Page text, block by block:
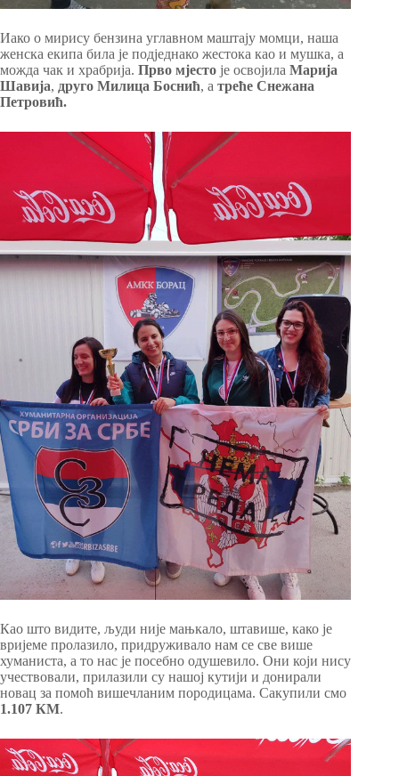
Иако о мирису бензина углавном маштају момци, наша
женска екипа била је подједнако жестока као и мушка, а
можда чак и храбрија. Прво мјесто је освојила Марија
Шавија, друго Милица Боснић, а треће Снежана
Петровић.
Као што видите, људи није мањкало, штавише, како је
вријеме пролазило, придруживало нам се све више
хуманиста, а то нас је посебно одушевило. Они који нису
учествовали, прилазили су нашој кутији и донирали
новац за помоћ вишечланим породицама. Сакупили смо
1.107 КМ.